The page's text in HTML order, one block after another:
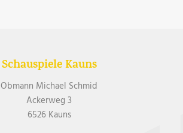
Schauspiele Kauns
Obmann Michael Schmid
Ackerweg 3
6526 Kauns